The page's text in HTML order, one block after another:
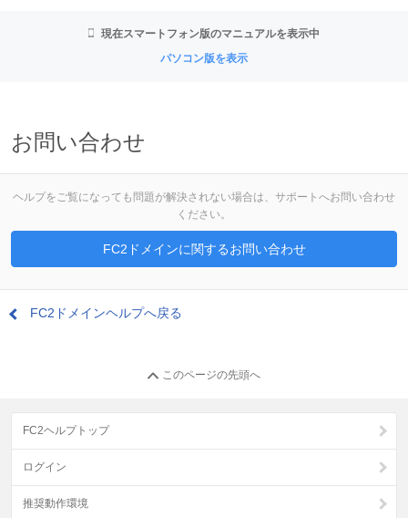
現在スマートフォン版のマニュアルを表示中
パソコン版を表示
お問い合わせ
ヘルプをご覧になっても問題が解決されない場合は、サポートへお問い合わせ
ください。
FC2ドメインに関するお問い合わせ
FC2ドメインヘルプへ戻る
このページの先頭へ
FC2ヘルプトップ
ログイン
推奨動作環境